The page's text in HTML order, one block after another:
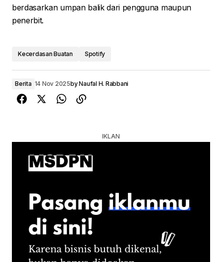
berdasarkan umpan balik dari pengguna maupun
penerbit.
Kecerdasan Buatan Spotify
Berita 14 Nov 2025byNaufal H. Rabbani